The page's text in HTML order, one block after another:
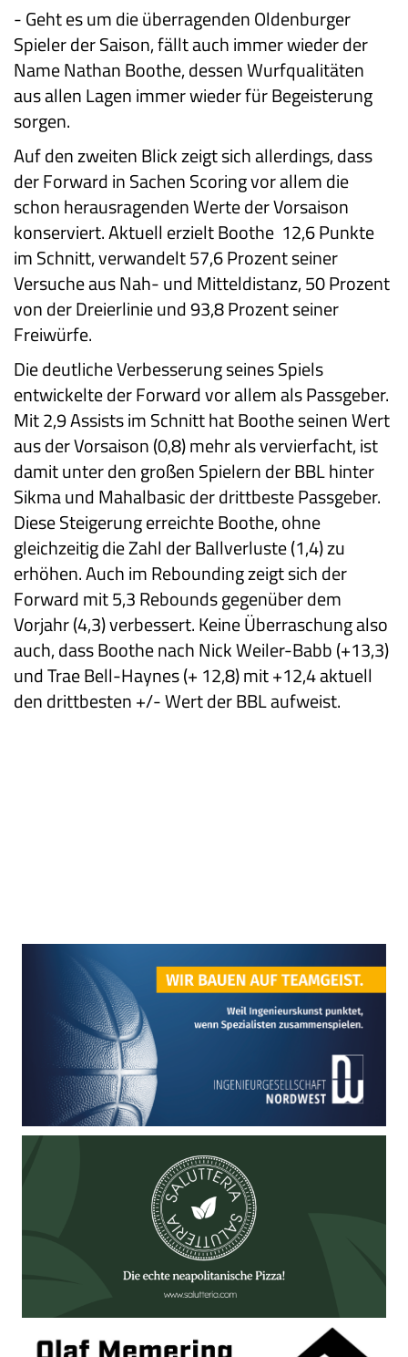
-Geht es um die überragenden Oldenburger
Spieler der Saison, fällt auch immer wieder der
Name Nathan Boothe, dessen Wurfqualitäten
aus allen Lagen immer wieder für Begeisterung
sorgen.
Auf den zweiten Blick zeigt sich allerdings, dass
der Forward in Sachen Scoring vor allem die
schon herausragenden Werte der Vorsaison
konserviert. Aktuell erzielt Boothe 12,6 Punkte
im Schnitt, verwandelt 57,6 Prozent seiner
Versuche aus Nah- und Mitteldistanz, 50 Prozent
von der Dreierlinie und 93,8 Prozent seiner
Freiwürfe.
Die deutliche Verbesserung seines Spiels
entwickelte der Forward vor allem als Passgeber.
Mit 2,9 Assists im Schnitt hat Boothe seinen Wert
aus der Vorsaison (0,8) mehr als vervierfacht, ist
damit unter den großen Spielern der BBL hinter
Sikma und Mahalbasic der drittbeste Passgeber.
Diese Steigerung erreichte Boothe, ohne
gleichzeitig die Zahl der Ballverluste (1,4) zu
erhöhen. Auch im Rebounding zeigt sich der
Forward mit 5,3 Rebounds gegenüber dem
Vorjahr (4,3) verbessert. Keine Überraschung also
auch, dass Boothe nach Nick Weiler-Babb (+13,3)
und Trae Bell-Haynes (+ 12,8) mit +12,4 aktuell
den drittbesten +/- Wert der BBL aufweist.